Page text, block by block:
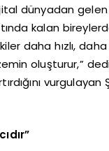
dünyadan gelen
kalan
daha hızlı,
oluşturur,”